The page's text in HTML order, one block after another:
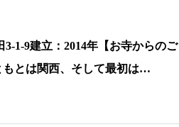
1-9建立：2014年【お寺からのご
とは関西、そして最初は…